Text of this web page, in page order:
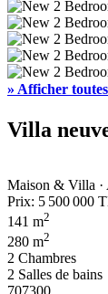
» Afficher
Villa
Maison & Villa ·
Prix: 5 500 000
141 m2
280 m2
2 Chambres
2 Salles de bains